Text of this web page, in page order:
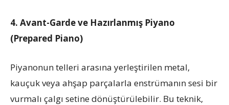
4. Avant-Garde ve Hazırlanmış Piyano
(Prepared Piano)
Piyanonun telleri arasına yerleştirilen metal,
kauçuk veya ahşap parçalarla enstrümanın sesi bir
vurmalı çalgı setine dönüştürülebilir. Bu teknik,